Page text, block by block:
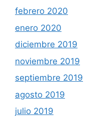
febrero 2020
enero 2020
diciembre 2019
noviembre 2019
septiembre 2019
agosto 2019
julio 2019